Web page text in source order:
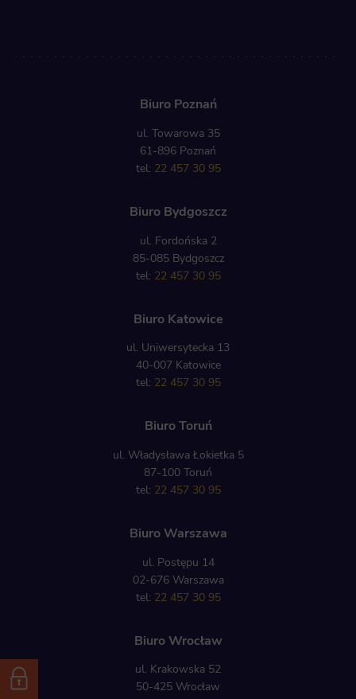
Biuro Poznań
ul. Towarowa 35
61-896 Poznań
tel: 22 457 30 95
Biuro Bydgoszcz
ul. Fordońska 2
85-085 Bydgoszcz
tel: 22 457 30 95
Biuro Katowice
ul. Uniwersytecka 13
40-007 Katowice
tel: 22 457 30 95
Biuro Toruń
ul. Władysława Łokietka 5
87-100 Toruń
tel: 22 457 30 95
Biuro Warszawa
ul. Postępu 14
02-676 Warszawa
tel: 22 457 30 95
Biuro Wrocław
ul. Krakowska 52
50-425 Wrocław